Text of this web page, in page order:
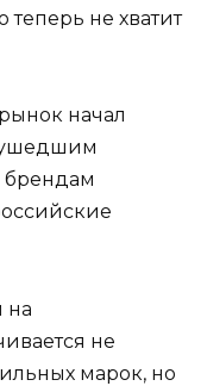
теперь не хватит
начал
ушедшим
на
не
марок, но